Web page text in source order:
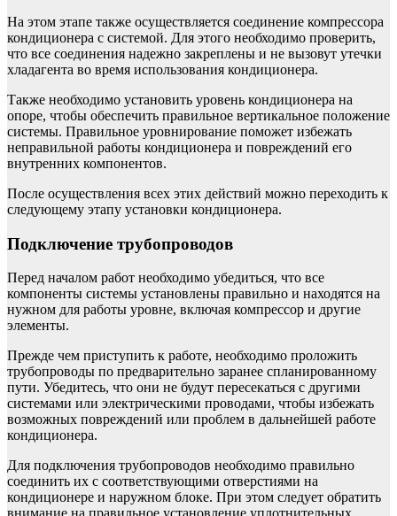
На этом этапе также осуществляется соединение компрессора
кондиционера с системой. Для этого необходимо проверить,
что все соединения надежно закреплены и не вызовут утечки
хладагента во время использования кондиционера.
Также необходимо установить уровень кондиционера на
опоре, чтобы обеспечить правильное вертикальное положение
системы. Правильное уровнирование поможет избежать
неправильной работы кондиционера и повреждений его
внутренних компонентов.
После осуществления всех этих действий можно переходить к
следующему этапу установки кондиционера.
Подключение трубопроводов
Перед началом работ необходимо убедиться, что все
компоненты системы установлены правильно и находятся на
нужном для работы уровне, включая компрессор и другие
элементы.
Прежде чем приступить к работе, необходимо проложить
трубопроводы по предварительно заранее спланированному
пути. Убедитесь, что они не будут пересекаться с другими
системами или электрическими проводами, чтобы избежать
возможных повреждений или проблем в дальнейшей работе
кондиционера.
Для подключения трубопроводов необходимо правильно
соединить их с соответствующими отверстиями на
кондиционере и наружном блоке. При этом следует обратить